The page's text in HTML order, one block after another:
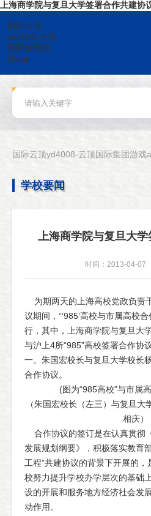
上海商学院与复旦大学签署合作共建
国际云顶
yd4008-云顶
国际集团游
戏app
国际云顶yd4008-云顶国际集团游戏
学校要闻
上海商学院与复旦大
时间：2013-04-07
为期两天的上海高校党政负责
议期间，“‘985’高校与市属高校
行，其中，上海商学院与复旦大
与沪上4所“985”高校签署合作协
一。朱国宏校长与复旦大学校长
合作协议。
(图为“985高校”与市属
（朱国宏校长（左三）与复旦
相庆）
合作协议的签订是在认真贯彻
发展规划纲要》，积极落实教育
工程”共建协议的背景下开展的，
校努力提升学校办学层次的基础
设的开展和服务地方经济社会发
动作用。